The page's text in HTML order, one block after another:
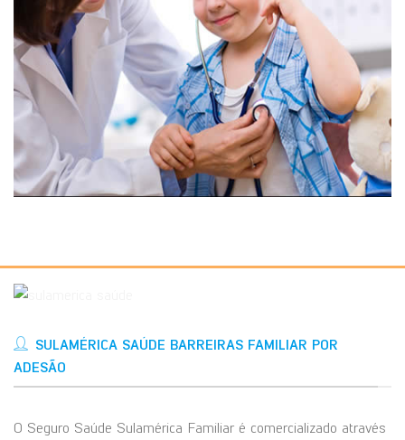
SULAMÉRICA SAÚDE BARREIRAS FAMILIAR POR
ADESÃO
O Seguro Saúde Sulamérica Familiar é comercializado através